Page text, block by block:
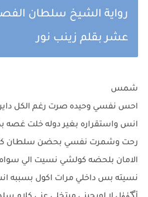
رواية الشيخ سلطان
عشر بقلم زينب نور
شمس
احس نفسي وحيده صرت رغم الكل داير
انس واستقراره بغير دوله خلت غصه
رحت وشمرت نفسي بحضن سلطان كأنما
الامان بلحضه كولشي نسيت الي
نسيته بس داخلي مرات اكول بسببه